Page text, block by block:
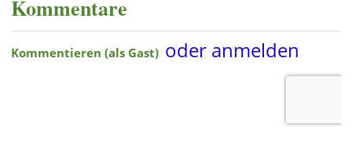
Kommentare